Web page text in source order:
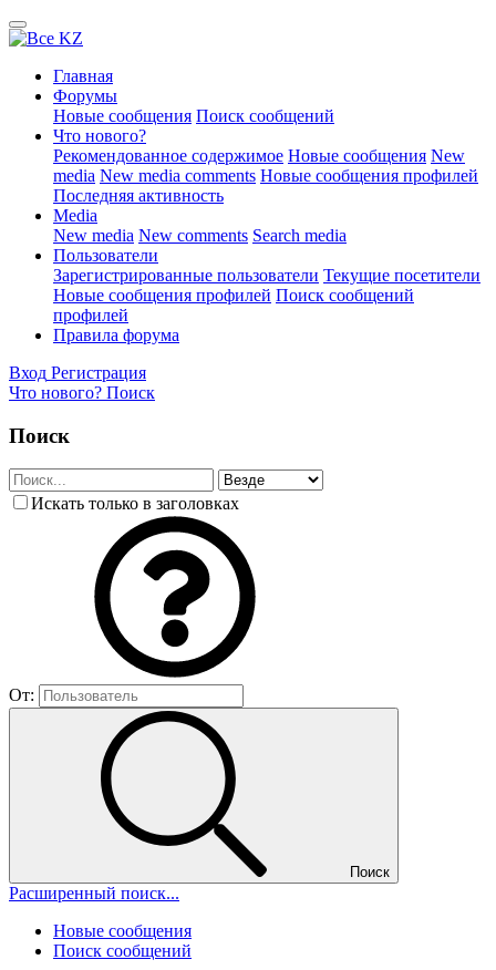
Главная
Форумы
Новые сообщения Поиск сообщений
Что нового?
Рекомендованное содержимое Новые сообщения New
media New media comments Новые сообщения профилей
Последняя активность
Media
New media New comments Search media
Пользователи
Зарегистрированные пользователи Текущие посетители
Новые сообщения профилей Поиск сообщений
профилей
Правила форума
Вход Регистрация
Что нового? Поиск
Поиск
Искать только в заголовках
От:
Поиск
Расширенный поиск...
Новые сообщения
Поиск сообщений